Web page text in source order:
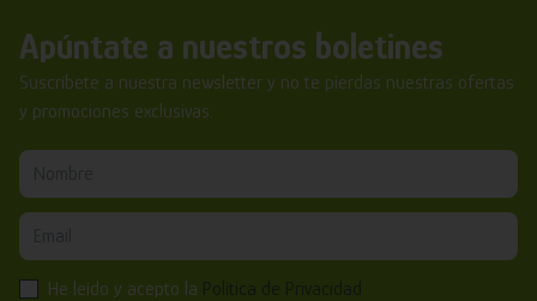
Apúntate a nuestros boletines
Suscríbete a nuestra newsletter y no te pierdas nuestras ofertas
y promociones exclusivas.
He leído y acepto la